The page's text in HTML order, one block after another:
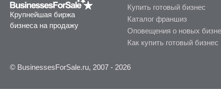
Крупнейшая биржа
бизнеса на продажу
Купить готовый бизнес
Каталог франшиз
Оповещения о новых
Как купить готовый бизнес
© BusinessesForSale.ru, 2007 - 2026